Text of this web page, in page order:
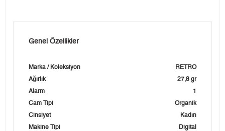
Genel Özellikler
Marka / Koleksiyon
RETRO
Ağırlık
27,8 gr
Alarm
1
Cam Tipi
Organik
Cinsiyet
Kadın
Makine Tipi
Digital